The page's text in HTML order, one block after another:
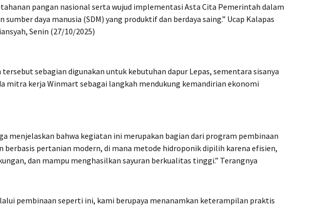
pangan nasional serta wujud implementasi Asta Cita Pemerintah dalam
sumber daya manusia (SDM) yang produktif dan berdaya saing.” Ucap Kalapas
Senin (27/10/2025)
tersebut sebagian digunakan untuk kebutuhan dapur Lepas, sementara sisanya
mitra kerja Winmart sebagai langkah mendukung kemandirian ekonomi
menjelaskan bahwa kegiatan ini merupakan bagian dari program pembinaan
berbasis pertanian modern, di mana metode hidroponik dipilih karena efisien,
dan mampu menghasilkan sayuran berkualitas tinggi.” Terangnya
pembinaan seperti ini, kami berupaya menanamkan keterampilan praktis